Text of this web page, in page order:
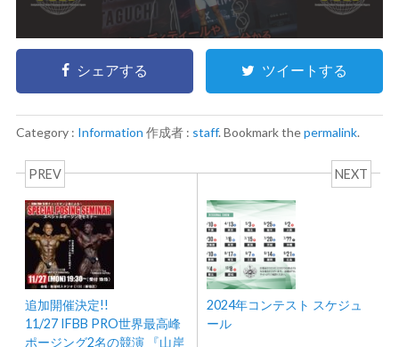
シェアする ツイートする
Category : Information 作成者 : staff. Bookmark thepermalink.
PREV
追加開催決定!!
11/27 IFBB PRO世界最高峰
ポージング2名の競演 『山岸
NEXT
2024年コンテスト スケジュ
ール